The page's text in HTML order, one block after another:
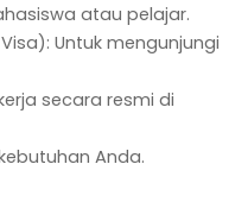
atau pelajar.
Untuk mengunjungi
secara resmi di
Anda.